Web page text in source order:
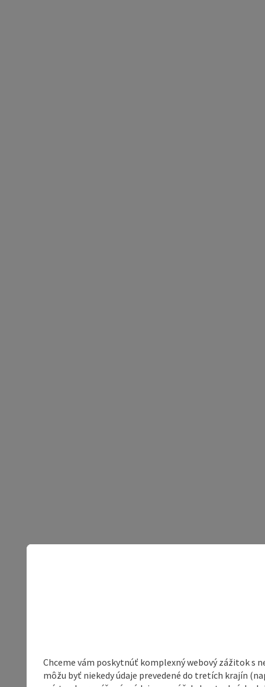
Chceme vám poskytnúť komplexný webový zážitok s
môžu byť niekedy údaje prevedené do tretích krajín